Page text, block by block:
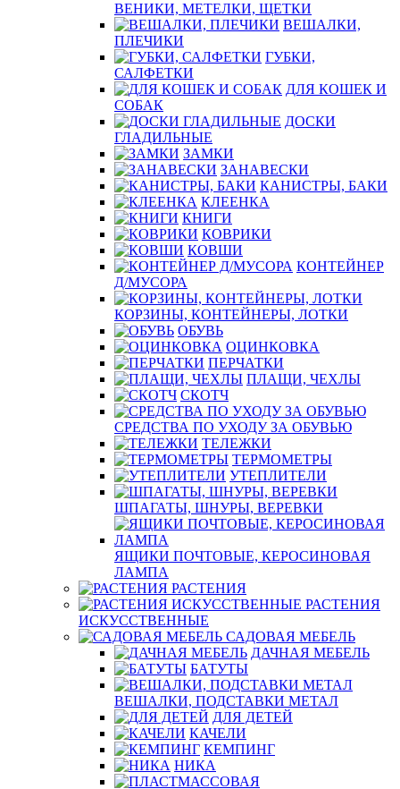
ВЕНИКИ, МЕТЕЛКИ, ЩЕТКИ
ВЕШАЛКИ,
ПЛЕЧИКИ
ГУБКИ,
САЛФЕТКИ
ДЛЯ КОШЕК И
СОБАК
ДОСКИ
ГЛАДИЛЬНЫЕ
ЗАМКИ
ЗАНАВЕСКИ
КАНИСТРЫ, БАКИ
КЛЕЕНКА
КНИГИ
КОВРИКИ
КОВШИ
КОНТЕЙНЕР
Д/МУСОРА
КОРЗИНЫ, КОНТЕЙНЕРЫ, ЛОТКИ
ОБУВЬ
ОЦИНКОВКА
ПЕРЧАТКИ
ПЛАЩИ, ЧЕХЛЫ
СКОТЧ
СРЕДСТВА ПО УХОДУ ЗА ОБУВЬЮ
ТЕЛЕЖКИ
ТЕРМОМЕТРЫ
УТЕПЛИТЕЛИ
ШПАГАТЫ, ШНУРЫ, ВЕРЕВКИ
ЯЩИКИ ПОЧТОВЫЕ, КЕРОСИНОВАЯ
ЛАМПА
РАСТЕНИЯ
РАСТЕНИЯ
ИСКУССТВЕННЫЕ
САДОВАЯ МЕБЕЛЬ
ДАЧНАЯ МЕБЕЛЬ
БАТУТЫ
ВЕШАЛКИ, ПОДСТАВКИ МЕТАЛ
ДЛЯ ДЕТЕЙ
КАЧЕЛИ
КЕМПИНГ
НИКА